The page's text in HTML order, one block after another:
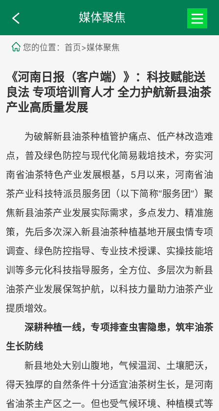
媒体聚焦
您的位置：首页>媒体聚焦
《河南日报（客户端）》：科技赋能送
良法 专项培训育人才 全力护航新县油茶
产业高质量发展
为破解新县油茶种植管护痛点、低产林改造难
点，普及绿色防控与现代化简易栽培技术，夯实河
南省油茶特色产业发展根基，5月以来，河南省油
茶产业科技特派员服务团（以下简称“服务团”）聚
焦新县油茶产业发展实际需求，多点发力、精准施
策，先后多次深入新县油茶种植基地开展虫情专项
调查、绿色防控指导、专业技术授课、实操技能培
训等多元化科技指导服务，全方位、多层次为新县
油茶产业发展保驾护航，以科技力量助力油茶产业
提质增效。
深耕种植一线，专项排查虫害隐患，筑牢油茶
生长防线
新县地处大别山腹地，气候温润、土壤肥沃，
得天独厚的自然条件十分适宜油茶树生长，是河南
省油茶主产区之一。但也受气候环境、种植模式等